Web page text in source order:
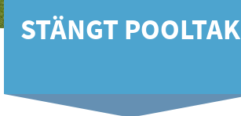
STÄNGT POOLTAK